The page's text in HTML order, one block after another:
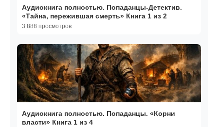
Аудиокнига полностью. Попаданцы-Детектив.
«Тайна, пережившая смерть» Книга 1 из 2
3 888 просмотров
Аудиокнига полностью. Попаданцы. «Корни
власти» Книга 1 из 4